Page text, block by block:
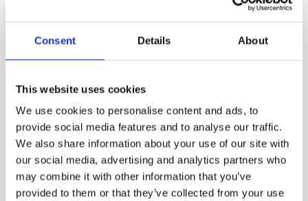
Consent Details About
This website uses cookies
We use cookies to personalise content and ads, to
provide social media features and to analyse our traffic.
We also share information about your use of our site with
our social media, advertising and analytics partners who
may combine it with other information that you’ve
provided to them or that they’ve collected from your use
Bereich der Kundenbetreuung am
beteiligen.
dem Gründer der Virgin Group, und in Anwesenheit
des Vorstandsvorsitzenden Tom Mockridge
vorgestellt. Das Ziel von Virgin Fibra ist es, auf
einfache Weise eine großartige Konnektivität zu
bieten, mit Zugang zum Haus über reine, schnelle
und zuverlässige Glasfaserkabel, mit einem für
immer festgelegten Preis und der Freiheit, jederzeit